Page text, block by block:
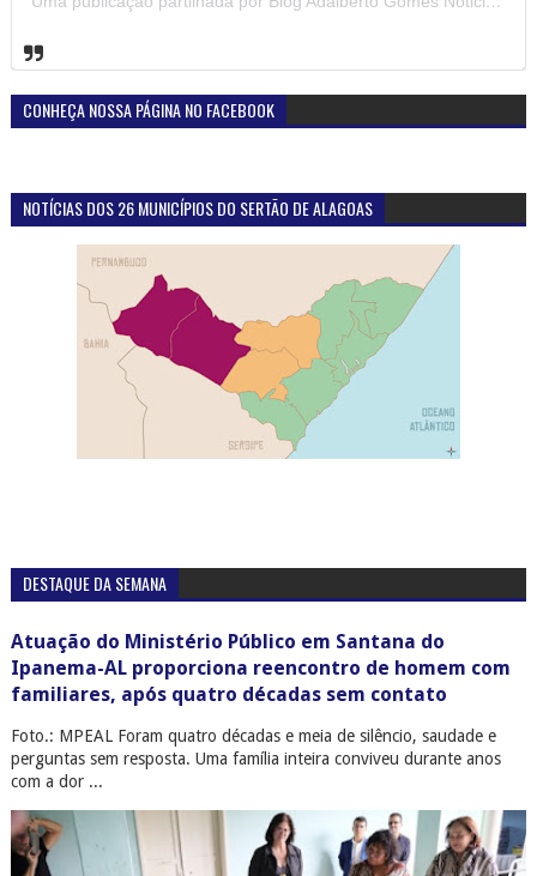
CONHEÇA NOSSA PÁGINA NO FACEBOOK
NOTÍCIAS DOS 26 MUNICÍPIOS DO SERTÃO DE ALAGOAS
DESTAQUE DA SEMANA
Atuação do Ministério Público em Santana do
Ipanema-AL proporciona reencontro de homem com
familiares, após quatro décadas sem contato
Foto.: MPEAL Foram quatro décadas e meia de silêncio, saudade e
perguntas sem resposta. Uma família inteira conviveu durante anos
com a dor ...